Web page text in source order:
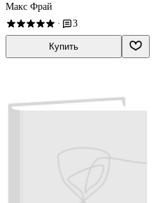
Макс Фрай
· 3
Купить